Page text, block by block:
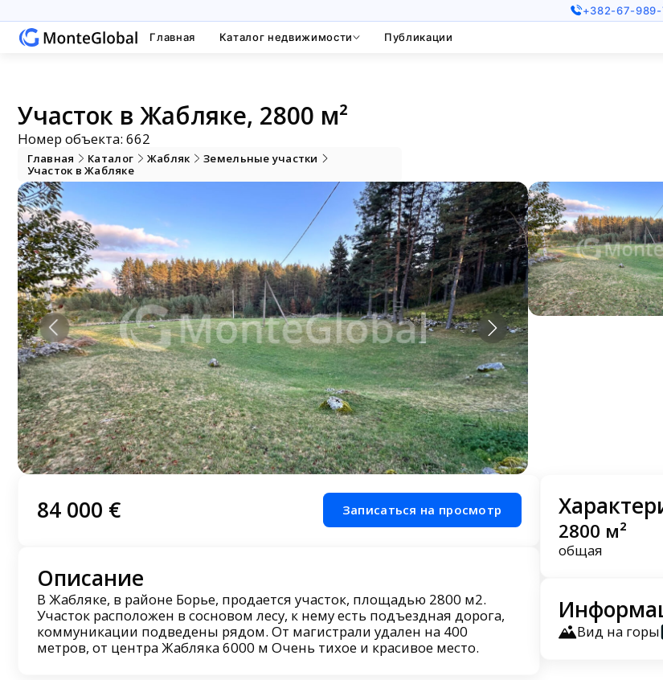
+382-67-989-
Главная Каталог недвижимости Публикации
Участок в Жабляке, 2800 м²
Номер объекта: 662
Главная Каталог Жабляк
Земельные участки
Участок в Жабляке
84 000 € Записаться на просмотр
Описание
В Жабляке, в районе Борье, продается участок, площадью 2800 м2.
Участок расположен в сосновом лесу, к нему есть подъездная дорога,
коммуникации подведены рядом. От магистрали удален на 400
метров, от центра Жабляка 6000 м Очень тихое и красивое место.
2800 м²
общая
Вид на горы